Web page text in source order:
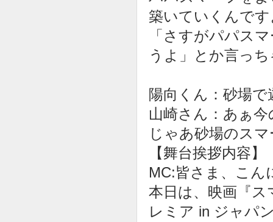
築いていくんで
「さすがパパス
うよ」とか言っ
陽向くん：砂場
山崎さん：あぁ
じゃあ砂場のス
【舞台挨拶内容】
MC:皆さま、こん
本日は、映画『
レミア in ジャパ